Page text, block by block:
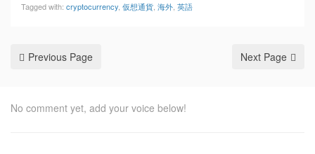
Tagged with: cryptocurrency 仮想通貨 海外 英語
Previous Page Next Page
No comment yet, add your voice below!